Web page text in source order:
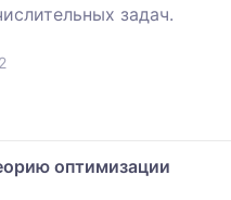
задач.
оптимизации